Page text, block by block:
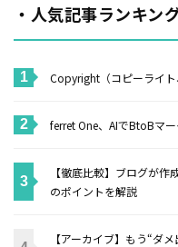
・人気記事ランキン
Copyright（コピーライ
ferret One、AIでBtoBマ
【徹底比較】ブログが
のポイントを解説
【アーカイブ】もう“ダ